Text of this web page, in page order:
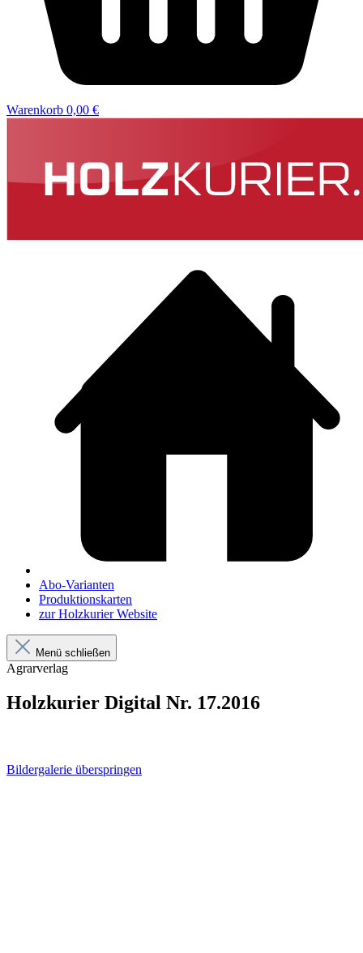
Warenkorb 0,00 €
Abo-Varianten
Produktionskarten
zur Holzkurier Website
Menü schließen
Agrarverlag
Holzkurier Digital Nr. 17.2016
Bildergalerie überspringen